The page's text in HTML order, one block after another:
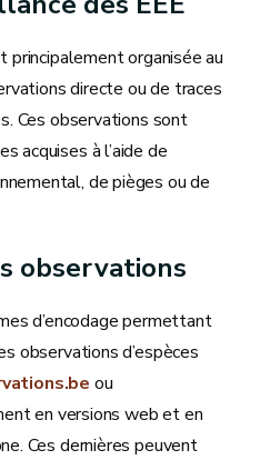
principalement organisée au
directe ou de traces
Ces observations sont
acquises à l’aide de
de pièges ou de
observations
d’encodage permettant
observations d’espèces
ou
en versions web et en
Ces dernières peuvent